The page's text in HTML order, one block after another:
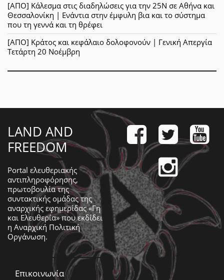
[ΑΠΟ] Κάλεσμα στις διαδηλώσεις για την 25Ν σε Αθήνα και
Θεσσαλονίκη | Ενάντια στην έμφυλη βια και το σύστημα
που τη γεννά και τη θρέφει
[ΑΠΟ] Κράτος και κεφάλαιο δολοφονούν | Γενική Απεργία
Τετάρτη 20 Νοέμβρη
LAND AND
FREEDOM
Portal ελευθεριακής
αντιπληροφόρησης,
πρωτοβουλία της
συντακτικής ομάδας της
αναρχικής εφημερίδας «Γη
και Ελευθερία» που εκδίδει
η Αναρχική Πολιτική
Οργάνωση.
Επικοινωνία